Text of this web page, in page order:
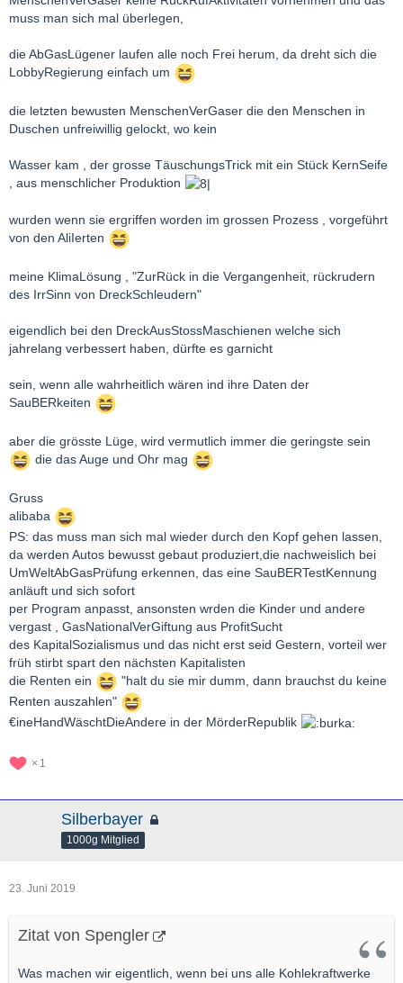
muss man sich mal überlegen,
die AbGasLügener laufen alle noch Frei herum, da dreht sich die
LobbyRegierung einfach um
die letzten bewusten MenschenVerGaser die den Menschen in
Duschen unfreiwillig gelockt, wo kein
Wasser kam , der grosse TäuschungsTrick mit ein Stück KernSeife
, aus menschlicher Produktion
wurden wenn sie ergriffen worden im grossen Prozess , vorgeführt
von den AliIerten
meine KlimaLösung , "ZurRück in die Vergangenheit, rückrudern
des IrrSinn von DreckSchleudern"
eigendlich bei den DreckAusStossMaschienen welche sich
jahrelang verbessert haben, dürfte es garnicht
sein, wenn alle wahrheitlich wären ind ihre Daten der
SauBERkeiten
aber die grösste Lüge, wird vermutlich immer die geringste sein
die das Auge und Ohr mag
Gruss
alibaba
PS: das muss man sich mal wieder durch den Kopf gehen lassen,
da werden Autos bewusst gebaut produziert,die nachweislich bei
UmWeltAbGasPrüfung erkennen, das eine SauBERTestKennung
anläuft und sich sofort
per Program anpasst, ansonsten wrden die Kinder und andere
vergast , GasNationalVerGiftung aus ProfitSucht
des KapitalSozialismus und das nicht erst seid Gestern, vorteil wer
früh stirbt spart den nächsten Kapitalisten
die Renten ein
"halt du sie mir dumm, dann brauchst du keine
Renten auszahlen"
€ineHandWäschtDieAndere in der MörderRepublik
1
Silberbayer
1000g Mitglied
23. Juni 2019
Zitat von Spengler
Was machen wir eigentlich, wenn bei uns alle Kohlekraftwerke